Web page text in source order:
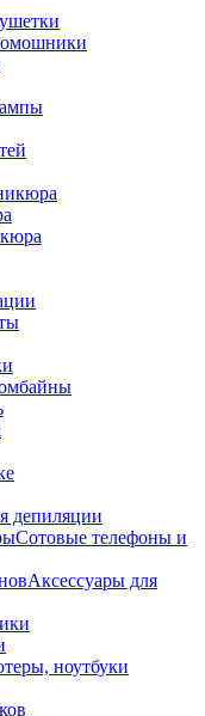
депиляции
Сотовые телефоны и
Аксессуары для
ноутбуки